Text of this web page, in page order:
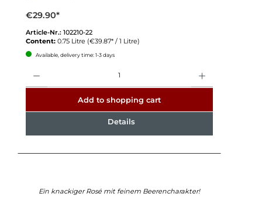
€29.90*
Article-Nr.: 102210-22
Content: 0.75 Litre (€39.87* / 1 Litre)
Available, delivery time: 1-3 days
Add to shopping cart
Details
Ein knackiger Rosé mit feinem Beerencharakter!